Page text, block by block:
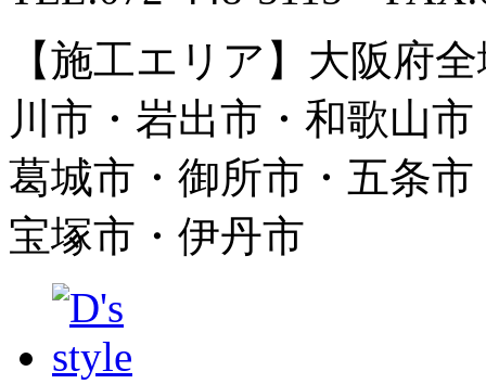
【施工エリア】大阪府
川市・岩出市・和歌山
葛城市・御所市・五条
宝塚市・伊丹市